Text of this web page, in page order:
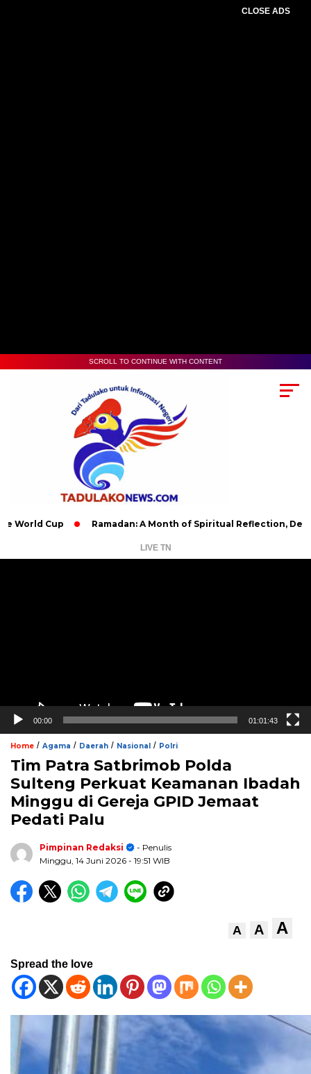
CLOSE ADS
SCROLL TO CONTINUE WITH CONTENT
Cup Ramadan: A Month of Spiritual Reflection, Devotion,
LIVE TN
00:00 01:01:43
Home / Agama / Daerah / Nasional / Polri
Tim Patra Satbrimob Polda
Sulteng Perkuat Keamanan Ibadah
Minggu di Gereja GPID Jemaat
Pedati Palu
Pimpinan Redaksi
- Penulis
Minggu, 14 Juni 2026 - 19:51 WIB
A A A
Spread the love